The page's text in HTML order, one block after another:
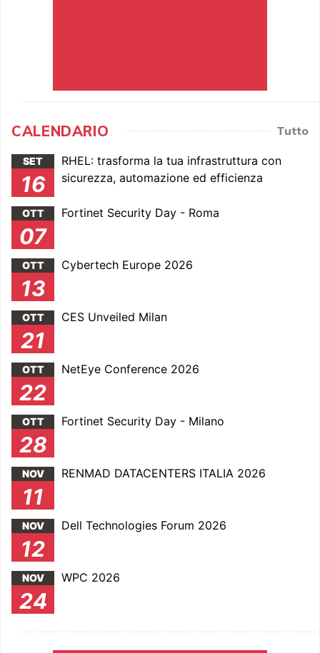
CALENDARIO Tutto
SET
16
RHEL: trasforma la tua infrastruttura con
sicurezza, automazione ed efficienza
OTT
07
Fortinet Security Day - Roma
OTT
13
Cybertech Europe 2026
OTT
21
CES Unveiled Milan
OTT
22
NetEye Conference 2026
OTT
28
Fortinet Security Day - Milano
NOV
11
RENMAD DATACENTERS ITALIA 2026
NOV
12
Dell Technologies Forum 2026
NOV
24
WPC 2026